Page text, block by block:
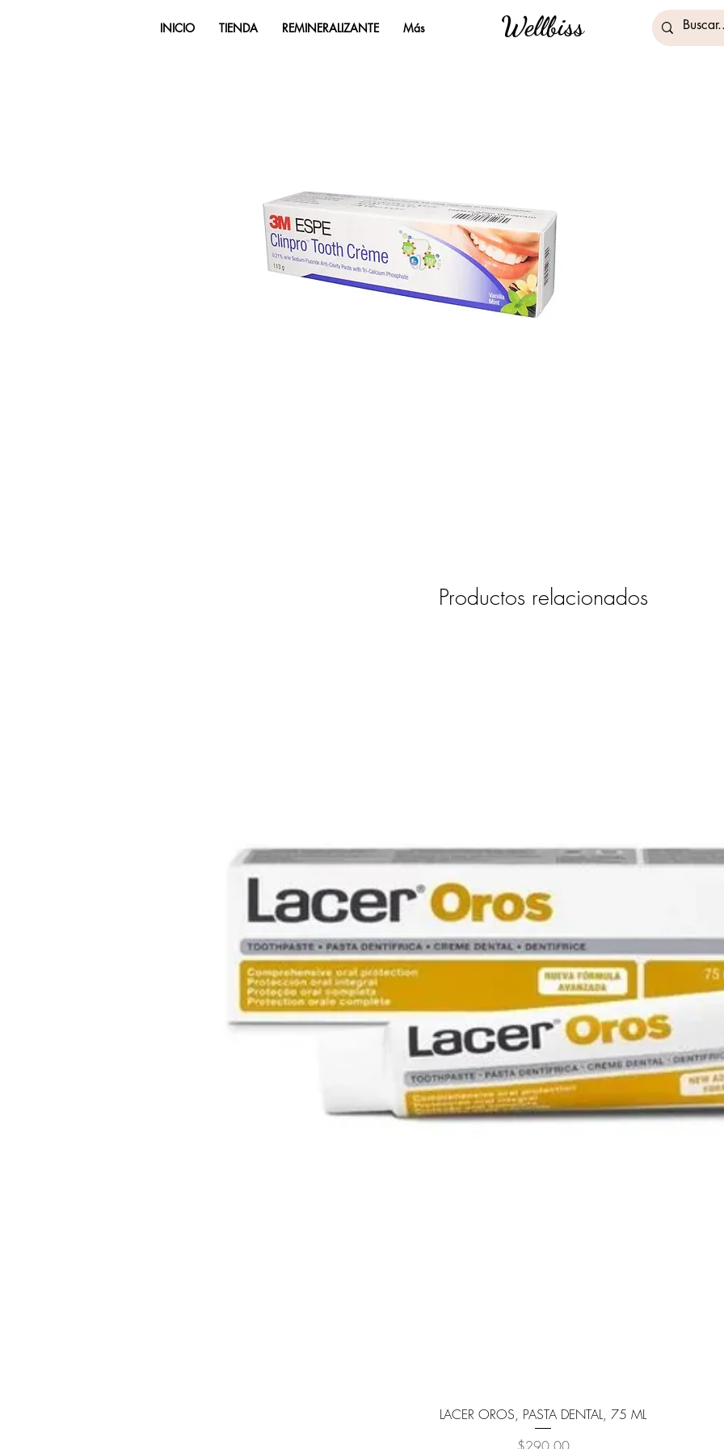
INICIO TIENDA REMINERALIZANTE Más Wellbiss
Productos relacionados
Vista rápida
LACER OROS, PASTA DENTAL, 75 ML
Precio